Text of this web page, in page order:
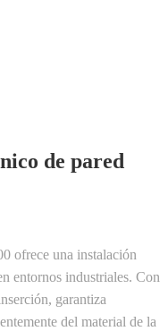
de pared
ofrece una instalación
entornos industriales. Con
garantiza
del material de la